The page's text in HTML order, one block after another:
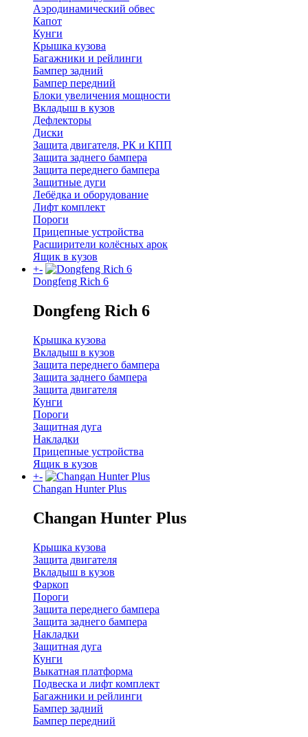
Аэродинамический обвес
Капот
Кунги
Крышка кузова
Багажники и рейлинги
Бампер задний
Бампер передний
Блоки увеличения мощности
Вкладыш в кузов
Дефлекторы
Диски
Защита двигателя, РК и КПП
Защита заднего бампера
Защита переднего бампера
Защитные дуги
Лебёдка и оборудование
Лифт комплект
Пороги
Прицепные устройства
Расширители колёсных арок
Ящик в кузов
+-
Dongfeng Rich 6
Dongfeng Rich 6
Крышка кузова
Вкладыш в кузов
Защита переднего бампера
Защита заднего бампера
Защита двигателя
Кунги
Пороги
Защитная дуга
Накладки
Прицепные устройства
Ящик в кузов
+-
Changan Hunter Plus
Changan Hunter Plus
Крышка кузова
Защита двигателя
Вкладыш в кузов
Фаркоп
Пороги
Защита переднего бампера
Защита заднего бампера
Накладки
Защитная дуга
Кунги
Выкатная платформа
Подвеска и лифт комплект
Багажники и рейлинги
Бампер задний
Бампер передний